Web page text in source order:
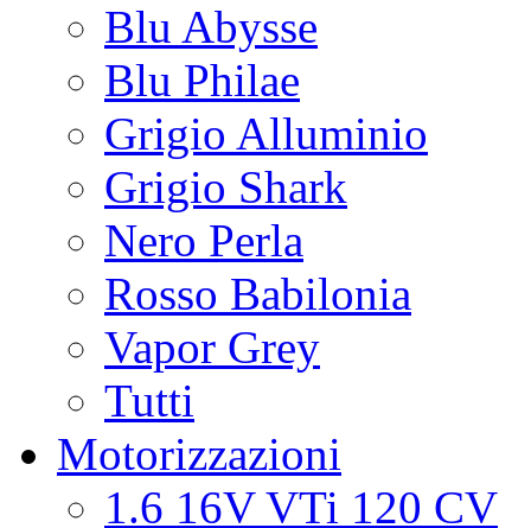
Blu Abysse
Blu Philae
Grigio Alluminio
Grigio Shark
Nero Perla
Rosso Babilonia
Vapor Grey
Tutti
Motorizzazioni
1.6 16V VTi 120 CV